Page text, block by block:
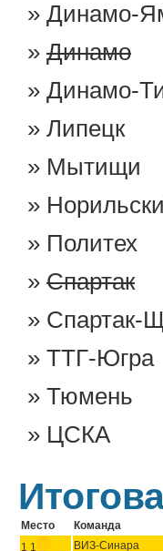
Динамо-
Динамо
Динамо-
Липецк
Мытищи
Политех
Спартак
Спартак-
ТТГ-Югра
Тюмень
ЦСКА
Место Команда
1 1
ВИЗ-Синара